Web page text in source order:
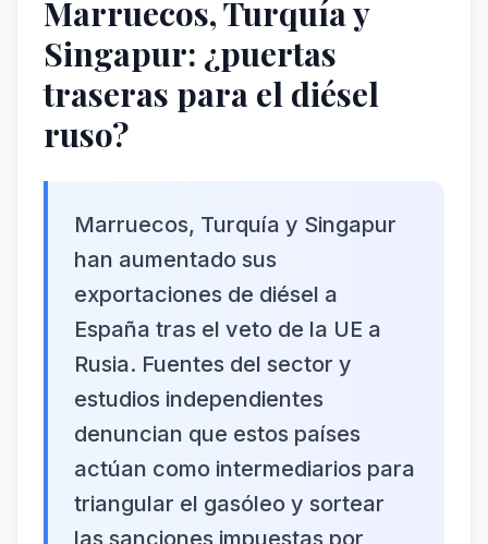
Marruecos, Turquía y
Singapur: ¿puertas
traseras para el diésel
ruso?
Marruecos, Turquía y Singapur
han aumentado sus
exportaciones de diésel a
España tras el veto de la UE a
Rusia. Fuentes del sector y
estudios independientes
denuncian que estos países
actúan como intermediarios para
triangular el gasóleo y sortear
las sanciones impuestas por